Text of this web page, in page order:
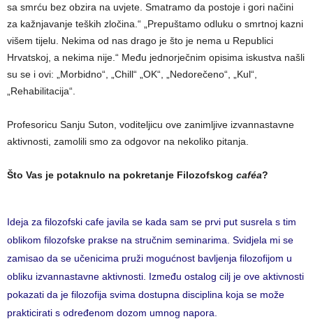
sa smrću bez obzira na uvjete. Smatramo da postoje i gori načini
za kažnjavanje teških zločina.“ „Prepuštamo odluku o smrtnoj kazni
višem tijelu. Nekima od nas drago je što je nema u Republici
Hrvatskoj, a nekima nije.“ Među jednorječnim opisima iskustva našli
su se i ovi: „Morbidno“, „Chill“ „OK“, „Nedorečeno“, „Kul“,
„Rehabilitacija“.
Profesoricu Sanju Suton, voditeljicu ove zanimljive izvannastavne
aktivnosti, zamolili smo za odgovor na nekoliko pitanja.
Što Vas je potaknulo na pokretanje Filozofskog caféa?
Ideja za filozofski cafe javila se kada sam se prvi put susrela s tim
oblikom filozofske prakse na stručnim seminarima. Svidjela mi se
zamisao da se učenicima pruži mogućnost bavljenja filozofijom u
obliku izvannastavne aktivnosti. Između ostalog cilj je ove aktivnosti
pokazati da je filozofija svima dostupna disciplina koja se može
prakticirati s određenom dozom umnog napora.